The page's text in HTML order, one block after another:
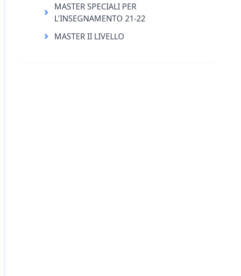
MASTER SPECIALI PER
L'INSEGNAMENTO 21-22
MASTER II LIVELLO